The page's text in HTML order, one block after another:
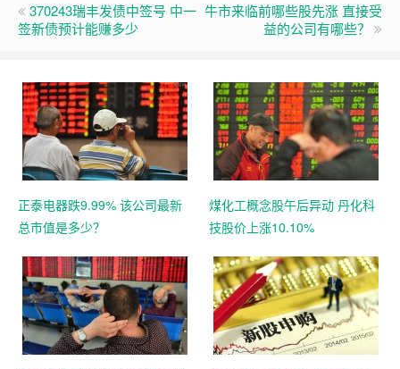
370243瑞丰发债中签号 中一
签新债预计能赚多少
牛市来临前哪些股先涨 直接受
益的公司有哪些？
正泰电器跌9.99% 该公司最新
总市值是多少？
煤化工概念股午后异动 丹化科
技股价上涨10.10%